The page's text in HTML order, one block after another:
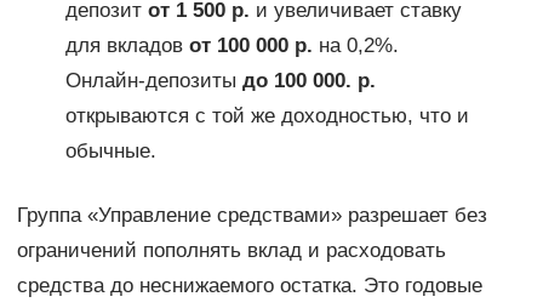
депозит от 1 500 р. и увеличивает ставку
для вкладов от 100 000 р. на 0,2%.
Онлайн-депозиты до 100 000. р.
открываются с той же доходностью, что и
обычные.
Группа «Управление средствами» разрешает без
ограничений пополнять вклад и расходовать
средства до неснижаемого остатка. Это годовые